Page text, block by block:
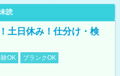
未読
土日休み！仕分け・検
OK
ブランクOK